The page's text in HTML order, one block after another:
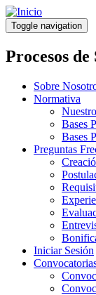
Pasar
al
contenido
principal
Toggle navigation
Procesos de
Sobre
Normativa
Bases
Bases
Preguntas
Iniciar Sesión